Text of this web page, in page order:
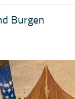
Burgen